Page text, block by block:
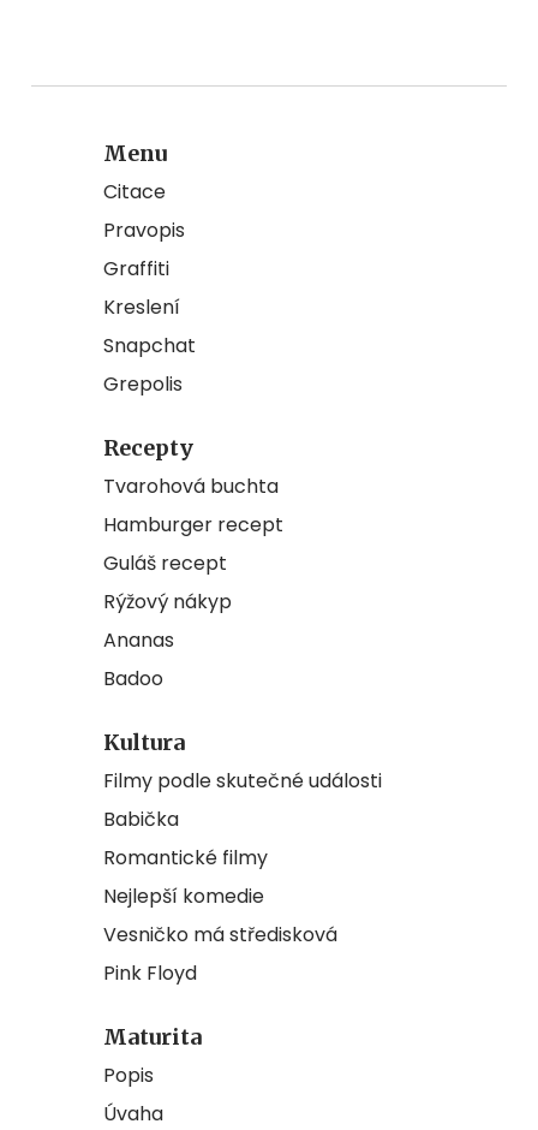
Menu
Citace
Pravopis
Graffiti
Kreslení
Snapchat
Grepolis
Recepty
Tvarohová buchta
Hamburger recept
Guláš recept
Rýžový nákyp
Ananas
Badoo
Kultura
Filmy podle skutečné události
Babička
Romantické filmy
Nejlepší komedie
Vesničko má středisková
Pink Floyd
Maturita
Popis
Úvaha